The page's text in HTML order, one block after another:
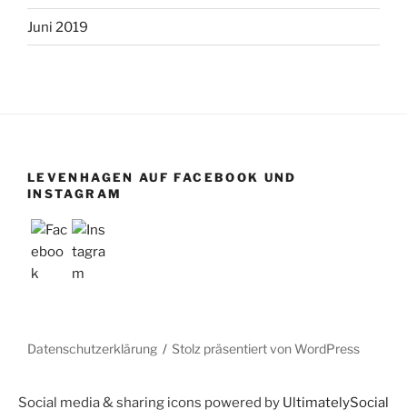
Juni 2019
LEVENHAGEN AUF FACEBOOK UND
INSTAGRAM
Datenschutzerklärung Stolz präsentiert von WordPress
Social media & sharing icons powered by UltimatelySocial